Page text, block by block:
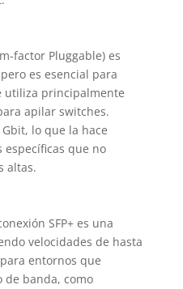
factor Pluggable) es
es esencial para
utiliza principalmente
apilar switches.
lo que la hace
específicas que no
altas.
SFP+ es una
velocidades de hasta
entornos que
de banda, como